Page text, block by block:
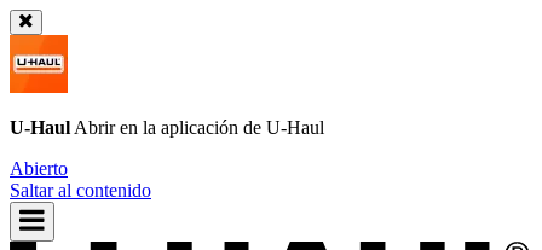
U-Haul Abrir en la aplicación de U-Haul
Abierto
Saltar al contenido